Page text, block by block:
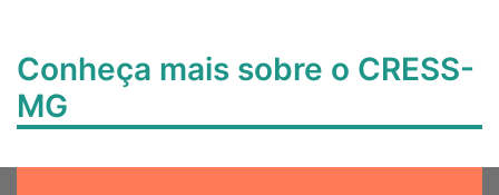
Conheça mais sobre o CRESS-
MG